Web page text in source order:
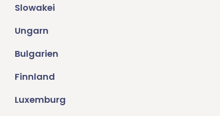
Slowakei
Ungarn
Bulgarien
Finnland
Luxemburg